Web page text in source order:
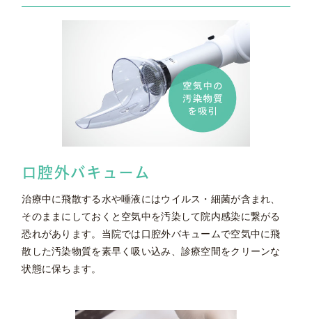
口腔外バキューム
治療中に飛散する水や唾液にはウイルス・細菌が含まれ、
そのままにしておくと空気中を汚染して院内感染に繋がる
恐れがあります。当院では口腔外バキュームで空気中に飛
散した汚染物質を素早く吸い込み、診療空間をクリーンな
状態に保ちます。